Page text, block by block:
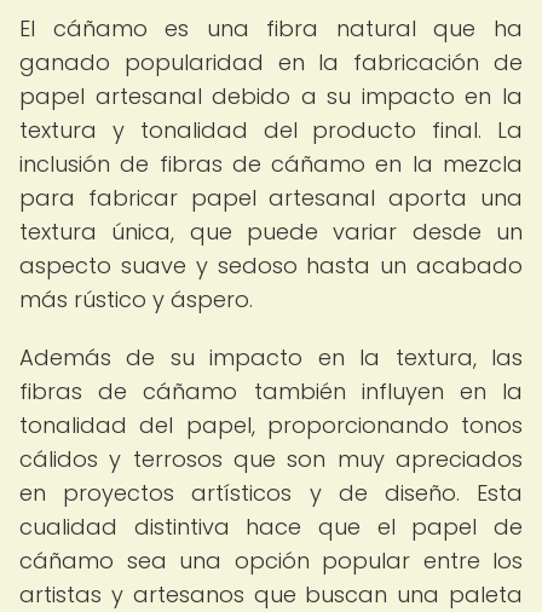
El cáñamo es una fibra natural que ha
ganado popularidad en la fabricación de
papel artesanal debido a su impacto en la
textura y tonalidad del producto final. La
inclusión de fibras de cáñamo en la mezcla
para fabricar papel artesanal aporta una
textura única, que puede variar desde un
aspecto suave y sedoso hasta un acabado
más rústico y áspero.
Además de su impacto en la textura, las
fibras de cáñamo también influyen en la
tonalidad del papel, proporcionando tonos
cálidos y terrosos que son muy apreciados
en proyectos artísticos y de diseño. Esta
cualidad distintiva hace que el papel de
cáñamo sea una opción popular entre los
artistas y artesanos que buscan una paleta